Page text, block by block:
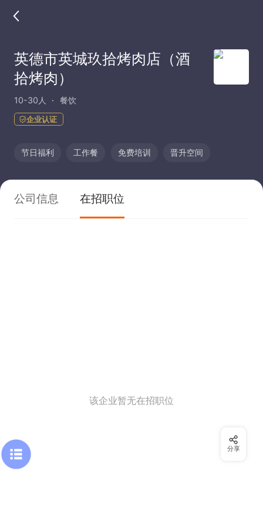
英德市英城玖拾烤肉店（酒
拾烤肉）
10-30人 餐饮
企业认证
节日福利 工作餐 免费培训 晋升空间
公司信息 在招职位
该企业暂无在招职位
分享